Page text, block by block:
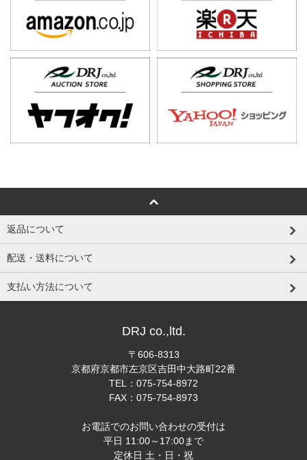
返品について
配送・送料について
支払い方法について
DRJ co.,ltd.
〒606-8313
京都府京都市左京区吉田中大路町22番
TEL：075-754-8972
FAX：075-754-8973
お電話でのお問い合わせの受付は
平日 11:00～17:00まで
定休日 土・日・祝